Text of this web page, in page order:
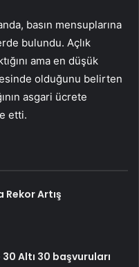
basın mensuplarına
bulundu. Açlık
ama en düşük
olduğunu belirten
asgari ücrete
etti.
Artış
Altı 30 başvuruları